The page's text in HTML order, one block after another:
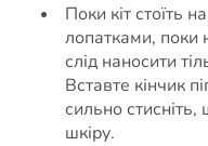
Поки кіт стоїть
лопатками, поки
слід наносити
Вставте кінчик
сильно
шкіру.